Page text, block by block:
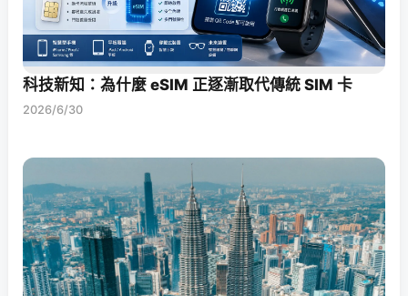
科技新知：為什麼 eSIM 正逐漸取代傳統 SIM 卡
2026/6/30